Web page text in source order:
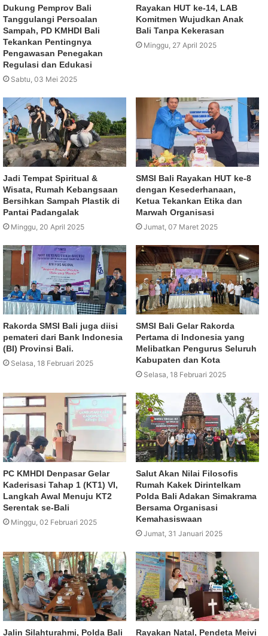
Dukung Pemprov Bali
Tanggulangi Persoalan
Sampah, PD KMHDI Bali
Tekankan Pentingnya
Pengawasan Penegakan
Regulasi dan Edukasi
Sabtu, 03 Mei 2025
Rayakan HUT ke-14, LAB
Komitmen Wujudkan Anak
Bali Tanpa Kekerasan
Minggu, 27 April 2025
Jadi Tempat Spiritual &
Wisata, Rumah Kebangsaan
Bersihkan Sampah Plastik di
Pantai Padangalak
Minggu, 20 April 2025
SMSI Bali Rayakan HUT ke-8
dengan Kesederhanaan,
Ketua Tekankan Etika dan
Marwah Organisasi
Jumat, 07 Maret 2025
Rakorda SMSI Bali juga diisi
pemateri dari Bank Indonesia
(BI) Provinsi Bali.
Selasa, 18 Februari 2025
SMSI Bali Gelar Rakorda
Pertama di Indonesia yang
Melibatkan Pengurus Seluruh
Kabupaten dan Kota
Selasa, 18 Februari 2025
PC KMHDI Denpasar Gelar
Kaderisasi Tahap 1 (KT1) VI,
Langkah Awal Menuju KT2
Serentak se-Bali
Minggu, 02 Februari 2025
Salut Akan Nilai Filosofis
Rumah Kakek Dirintelkam
Polda Bali Adakan Simakrama
Bersama Organisasi
Kemahasiswaan
Jumat, 31 Januari 2025
Jalin Silahturahmi, Polda Bali Rayakan Natal, Pendeta Meivi